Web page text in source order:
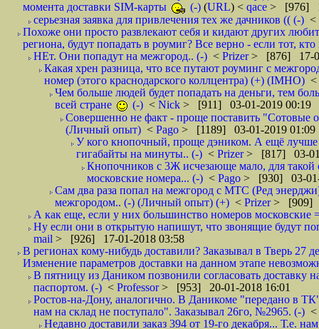
момента доставки SIM-карты
(-) (URL) < qace > [976]
серьезная заявка для привлечения тех же дачников (( (-) <
Похоже они просто развлекают себя и кидают других
региона, будут попадать в роумиг? Все верно - если тот,
НЕт. Они попадут на межгород.. (-) < Prizer> [876] 17-
Какая хрен разница, что все путают роуминг с
номер (этого краснодарского коллцентра) (+) (IMHO) <
Чем больше людей будет попадать на деньги, тем
всей стране
(-) < Nick > [911] 03-01-2019 00:19
Совершенно не факт - проще поставить "Сотовые
(Личный опыт) < Pago > [1189] 03-01-2019 01:09
У кого кнопочный, проще дэником. А ещё лучше
гигабайты на минуты.. (-) < Prizer> [817] 03-
Кнопочников с 3Ж исчезающе мало, для такой
московские номера... (-) < Pago > [930] 03-01-
Сам два раза попал на межгород с МТС (Ред
межгородом.. (-) (Личный опыт) (+) < Prizer> [909]
А как еще, если у них большинство номеров московские
Ну если они в открытую напишут, что звонящие будут
mail > [926] 17-01-2018 03:58
В регионах кому-нибудь доставили? Заказывал в Тверь 27
Изменение параметров доставки на данном этапе
В пятницу из Даником позвонили согласовать доставку
паспортом. (-) < Professor> [953] 20-01-2018 16:01
Ростов-на-Дону, аналогично. В Даникоме "передано в
нам на склад не поступало". Заказывал 26го, №2965. (-) <
Недавно доставили заказ 394 от 19-го декабря... Т.е.